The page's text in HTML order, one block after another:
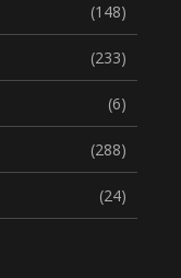
(148)
(233)
(6)
(288)
(24)